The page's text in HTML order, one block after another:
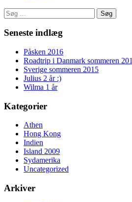
Søg
efter:
Seneste indlæg
Påsken 2016
Roadtrip i Danmark sommeren
Sverige sommeren 2015
Julius 2 år :)
Wilma 1 år
Kategorier
Athen
Hong Kong
Indien
Island 2009
Sydamerika
Uncategorized
Arkiver